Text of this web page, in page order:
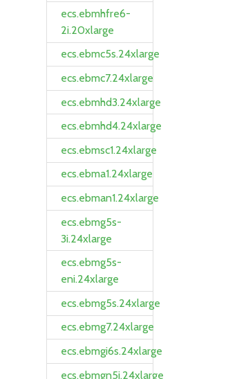
ecs.ebmhfre6-
2i.20xlarge
ecs.ebmc5s.24xlarge
ecs.ebmc7.24xlarge
ecs.ebmhd3.24xlarge
ecs.ebmhd4.24xlarge
ecs.ebmsc1.24xlarge
ecs.ebma1.24xlarge
ecs.ebman1.24xlarge
ecs.ebmg5s-
3i.24xlarge
ecs.ebmg5s-
eni.24xlarge
ecs.ebmg5s.24xlarge
ecs.ebmg7.24xlarge
ecs.ebmgi6s.24xlarge
ecs.ebmgn5i.24xlarge